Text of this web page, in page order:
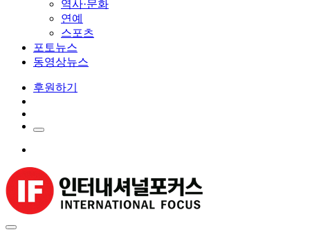
역사·문화
연예
스포츠
포토뉴스
동영상뉴스
후원하기